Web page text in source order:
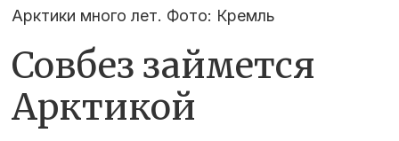
Арктики много лет. Фото: Кремль
Совбез займется
Арктикой